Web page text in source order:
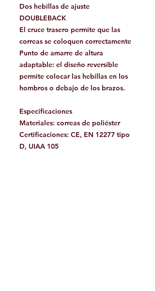
Dos hebillas de ajuste
DOUBLEBACK
El cruce trasero permite que las
correas se coloquen correctamente
Punto de amarre de altura
adaptable: el diseño reversible
permite colocar las hebillas en los
hombros o debajo de los brazos.
Especificaciones
Materiales: correas de poliéster
Certificaciones: CE, EN 12277 tipo
D, UIAA 105